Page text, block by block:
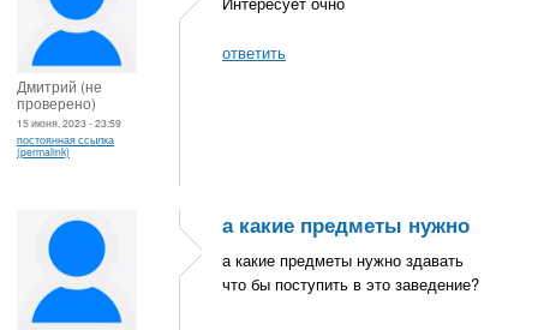
Дмитрий (не
проверено)
15 июня, 2023 - 23:59
постоянная ссылка
(permalink)
ответить
а какие предметы нужно
а какие предметы нужно здавать
что бы поступить в это заведение?